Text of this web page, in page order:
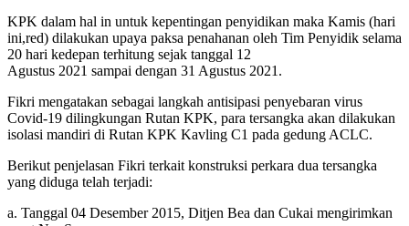
KPK dalam hal in untuk kepentingan penyidikan maka Kamis (hari
ini,red) dilakukan upaya paksa penahanan oleh Tim Penyidik selama
20 hari kedepan terhitung sejak tanggal 12
Agustus 2021 sampai dengan 31 Agustus 2021.
Fikri mengatakan sebagai langkah antisipasi penyebaran virus
Covid-19 dilingkungan Rutan KPK, para tersangka akan dilakukan
isolasi mandiri di Rutan KPK Kavling C1 pada gedung ACLC.
Berikut penjelasan Fikri terkait konstruksi perkara dua tersangka
yang diduga telah terjadi:
a. Tanggal 04 Desember 2015, Ditjen Bea dan Cukai mengirimkan